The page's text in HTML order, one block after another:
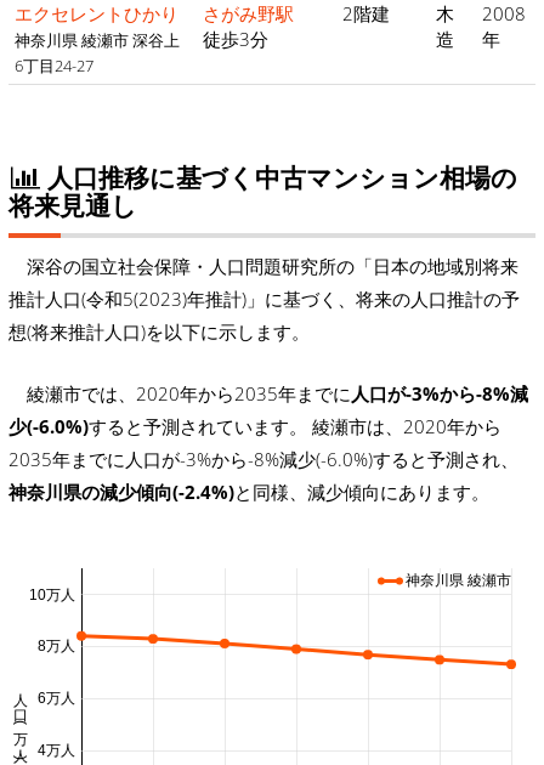
エクセレントひかり
神奈川県 綾瀬市 深谷上
6丁目24-27
さがみ野駅
徒歩3分
2階建
木
造
2008
年
人口推移に基づく中古マンション相場の
将来見通し
深谷の国立社会保障・人口問題研究所の「日本の地域別将来
推計人口(令和5(2023)年推計)」に基づく、将来の人口推計の予
想(将来推計人口)を以下に示します。
綾瀬市では、2020年から2035年までに 人口が-3%から-8%減
少(-6.0%)すると予測されています。 綾瀬市は、2020年から
2035年までに人口が-3%から-8%減少(-6.0%)すると予測され、
神奈川県の減少傾向(-2.4%)と同様、減少傾向にあります。
4万人
6万人
8万人
10万人
人口 (万人)
神奈川県 綾瀬市